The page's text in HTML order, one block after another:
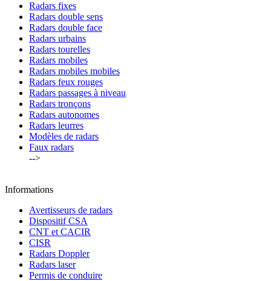
Radars fixes
Radars double sens
Radars double face
Radars urbains
Radars tourelles
Radars mobiles
Radars mobiles mobiles
Radars feux rouges
Radars passages à niveau
Radars tronçons
Radars autonomes
Radars leurres
Modèles de radars
Faux radars
-->
Informations
Avertisseurs de radars
Dispositif CSA
CNT et CACIR
CISR
Radars Doppler
Radars laser
Permis de conduire